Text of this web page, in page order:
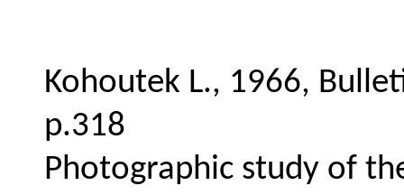
Kohoutek L., 1966,
p.318
Photographic study of